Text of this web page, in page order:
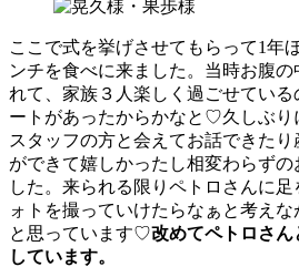
ここで式を挙げさせてもらって1年
ンチを食べに来ました。当時お腹
れて、家族３人楽しく過ごせてい
ートがあったからかなと♡久しぶり
スタッフの方と会えてお話できた
ができて嬉しかったし相変わらず
した。来られる限りペトロさんに
ォトを撮っていけたらなぁと考え
と思っています♡改めてペトロさ
しています。